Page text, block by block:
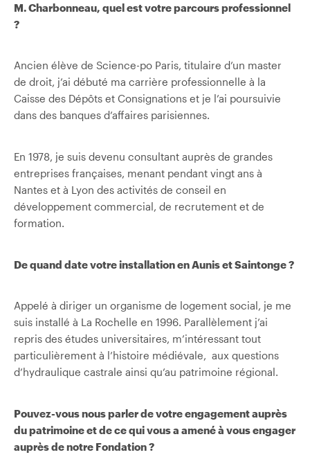
M. Charbonneau, quel est votre parcours professionnel
?
Ancien élève de Science-po Paris, titulaire d’un master
de droit, j’ai débuté ma carrière professionnelle à la
Caisse des Dépôts et Consignations et je l’ai poursuivie
dans des banques d’affaires parisiennes.
En 1978, je suis devenu consultant auprès de grandes
entreprises françaises, menant pendant vingt ans à
Nantes et à Lyon des activités de conseil en
développement commercial, de recrutement et de
formation.
De quand date votre installation en Aunis et Saintonge ?
Appelé à diriger un organisme de logement social, je me
suis installé à La Rochelle en 1996. Parallèlement j’ai
repris des études universitaires, m’intéressant tout
particulièrement à l’histoire médiévale, aux questions
d’hydraulique castrale ainsi qu’au patrimoine régional.
Pouvez-vous nous parler de votre engagement auprès
du patrimoine et de ce qui vous a amené à vous engager
auprès de notre Fondation ?